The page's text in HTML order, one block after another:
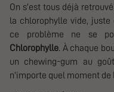
On s'est tous déjà
la chlorophylle vide,
ce problème ne se
Chlorophylle. À chaque
un chewing-gum au
n'importe quel moment de